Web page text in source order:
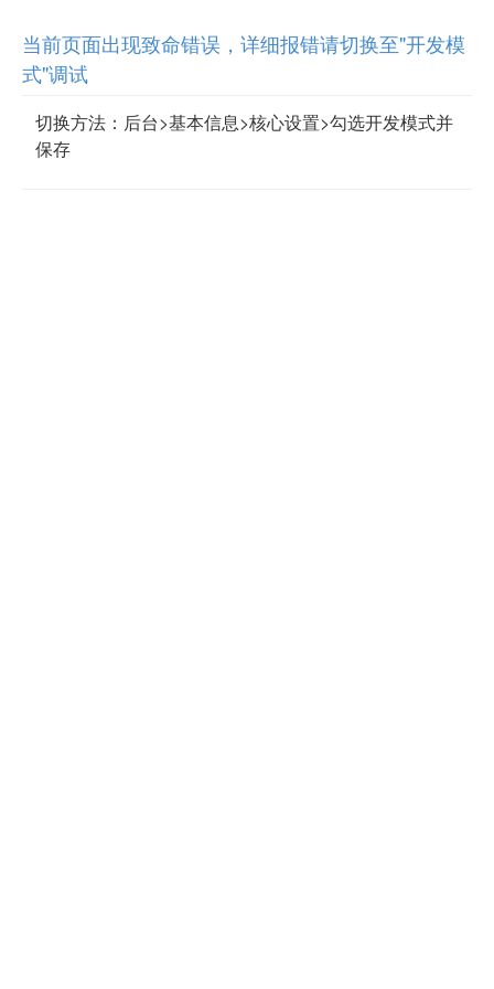
当前页面出现致命错误，详细报错请切换至"开发模
式"调试
切换方法：后台>基本信息>核心设置>勾选开发模式并
保存